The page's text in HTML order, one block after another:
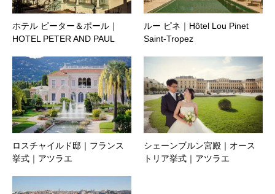
＊ご出発前1か月を切ってからのお申し込みの場合
は、上記の手順と異なる場合もございます。
＜お申込み受付期間＞
・ご旅行のお申し込みは、ご出発の3日前まで受付
けております（ご旅行の内容により異なります）
・お申し込みやお問い合わせに関しまして、弊社
ウェブサイト上からのメールにて随時受け付けて
おります。出来る限り迅速に対応させていただい
ホテル ピーター＆ポール｜
HOTEL PETER AND PAUL
ルー ピネ｜Hôtel Lou Pinet
Saint-Tropez
ロスチャイルド邸｜フランス
挙式｜アツラエ
シェーンブルン宮殿｜オース
トリア挙式｜アツラエ